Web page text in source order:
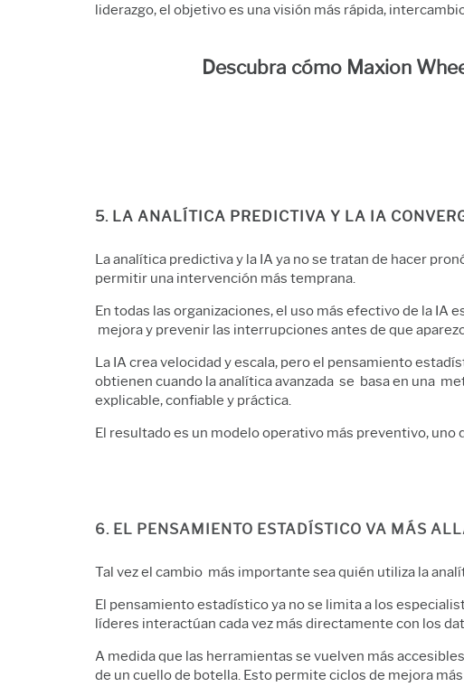
liderazgo, el objetivo es una visión más rápida,
Descubra cómo Maxion
5. LA ANALÍTICA PREDICTIVA Y LA IA
La analítica predictiva y la IA ya no se tratan de hacer
permitir una intervención más temprana.
En todas las organizaciones, el uso más efectivo de la
mejora y prevenir las interrupciones antes de que
La IA crea velocidad y escala, pero el pensamiento
obtienen cuando la analítica avanzada se basa en una
explicable, confiable y práctica.
El resultado es un modelo operativo más preventivo, uno
6. EL PENSAMIENTO ESTADÍSTICO VA MÁS
Tal vez el cambio más importante sea quién utiliza la
El pensamiento estadístico ya no se limita a los
líderes interactúan cada vez más directamente con los
A medida que las herramientas se vuelven más
de un cuello de botella. Esto permite ciclos de mejora